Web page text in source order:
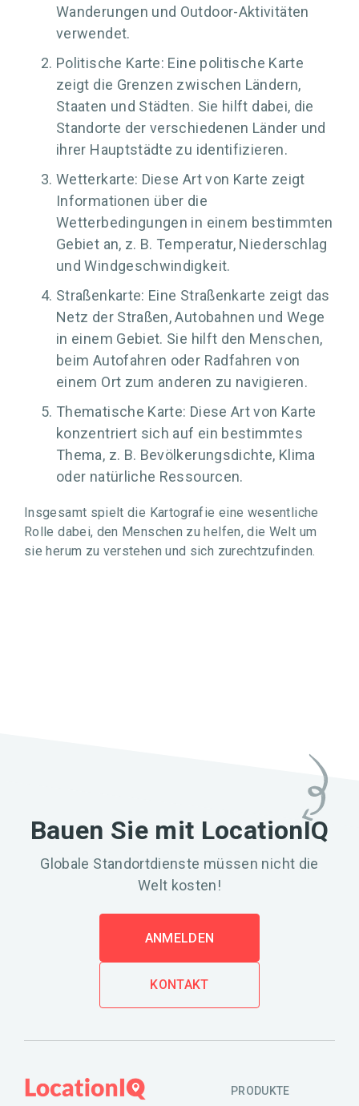
Wanderungen und Outdoor-Aktivitäten
verwendet.
Politische Karte: Eine politische Karte
zeigt die Grenzen zwischen Ländern,
Staaten und Städten. Sie hilft dabei, die
Standorte der verschiedenen Länder und
ihrer Hauptstädte zu identifizieren.
Wetterkarte: Diese Art von Karte zeigt
Informationen über die
Wetterbedingungen in einem bestimmten
Gebiet an, z. B. Temperatur, Niederschlag
und Windgeschwindigkeit.
Straßenkarte: Eine Straßenkarte zeigt das
Netz der Straßen, Autobahnen und Wege
in einem Gebiet. Sie hilft den Menschen,
beim Autofahren oder Radfahren von
einem Ort zum anderen zu navigieren.
Thematische Karte: Diese Art von Karte
konzentriert sich auf ein bestimmtes
Thema, z. B. Bevölkerungsdichte, Klima
oder natürliche Ressourcen.
Insgesamt spielt die Kartografie eine wesentliche
Rolle dabei, den Menschen zu helfen, die Welt um
sie herum zu verstehen und sich zurechtzufinden.
Bauen Sie mit LocationIQ
Globale Standortdienste müssen nicht die
Welt kosten!
ANMELDEN
KONTAKT
PRODUKTE